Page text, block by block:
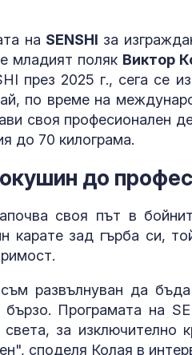
на SENSHI за
младият поляк Виктор
през 2025 г., сега се
по време на
своя професионален
до 70 килограма.
до
своя път в
карате зад гърба си,
развълнуван да
бързо. Програмата на
за изключително
споделя Колая в